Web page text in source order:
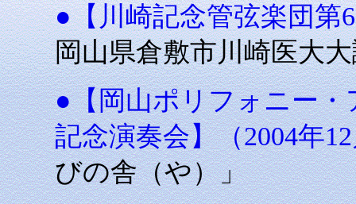
●【川崎記念管弦楽団第
岡山県倉敷市川崎医大
●【岡山ポリフォニー・
記念演奏会】（2004年
びの舎（や）」